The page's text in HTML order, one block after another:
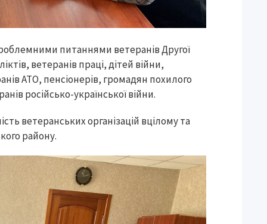
питаннями ветеранів Другої
ветеранів праці, дітей війни,
АТО, пенсіонерів, громадян похилого
російсько-української війни.
ветеранських організацій вцілому та
району.